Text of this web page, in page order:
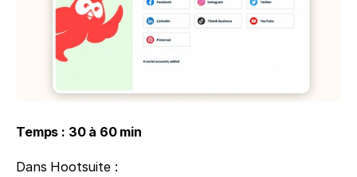
Temps : 30 à 60 min
Dans Hootsuite :